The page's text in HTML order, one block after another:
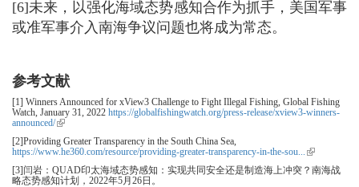
[6]未来，以强化海域态势感知合作为抓手，美国军事
或准军事介入南海争议问题也将成为常态。
参考文献
[1] Winners Announced for xView3 Challenge to Fight Illegal Fishing, Global Fishing
Watch, January 31, 2022 https://globalfishingwatch.org/press-release/xview3-winners-
announced/(link is external)
[2]Providing Greater Transparency in the South China Sea,
https://www.he360.com/resource/providing-greater-transparency-in-the-sou...
(link is
[3]闫岩：QUAD印太海域态势感知：实现共同安全还是制造海上冲突？南海战
略态势感知计划，2022年5月26日。